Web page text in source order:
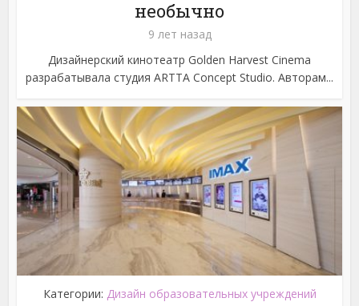
необычно
9 лет назад
Дизайнерский кинотеатр Golden Harvest Cinema
разрабатывала студия ARTTA Concept Studio. Авторам...
Категории: Дизайн образовательных учреждений